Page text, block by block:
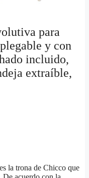
para
y con
incluido,
extraíble,
la trona de Chicco que